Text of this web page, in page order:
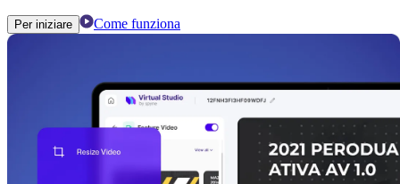
Per iniziare Come funziona